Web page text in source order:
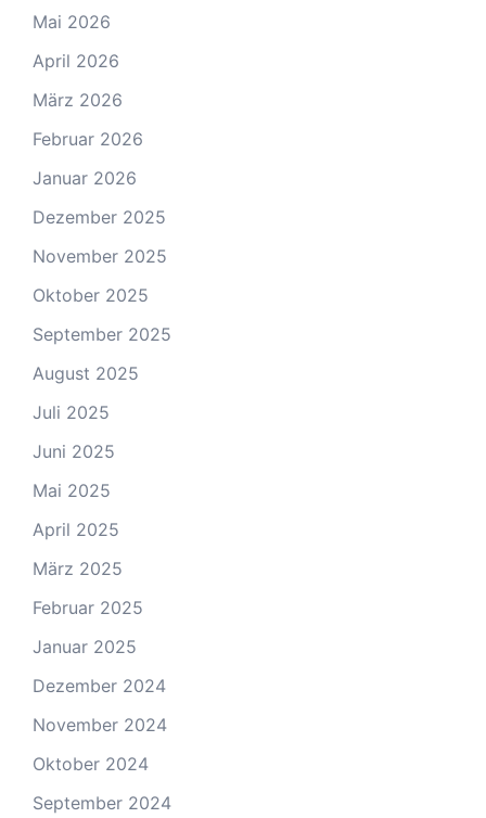
Mai 2026
April 2026
März 2026
Februar 2026
Januar 2026
Dezember 2025
November 2025
Oktober 2025
September 2025
August 2025
Juli 2025
Juni 2025
Mai 2025
April 2025
März 2025
Februar 2025
Januar 2025
Dezember 2024
November 2024
Oktober 2024
September 2024